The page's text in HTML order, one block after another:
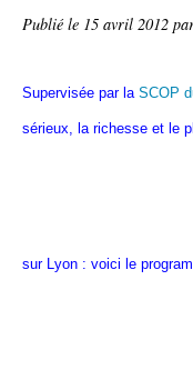
Publié le 15 avril 2012
Supervisée par la SCOP
sérieux, la richesse et le
sur Lyon : voici le